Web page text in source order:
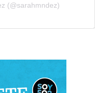
(@sarahmndez)